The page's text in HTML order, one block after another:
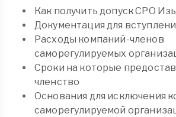
Как получить допуск СРО
Документация для
Расходы компаний-членов
саморегулируемых
Сроки на которые
членство
Основания для исключения
саморегулируемой